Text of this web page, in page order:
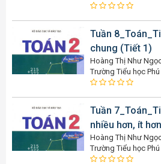
Tuần
chung (Tiết 1)
Hoàng Thị Như
Trường Tiểu học
Tuần
nhiều hơn, ít
Hoàng Thị Như
Trường Tiểu học